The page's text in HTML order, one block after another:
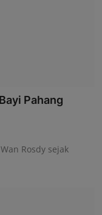
Pahang
Rosdy sejak